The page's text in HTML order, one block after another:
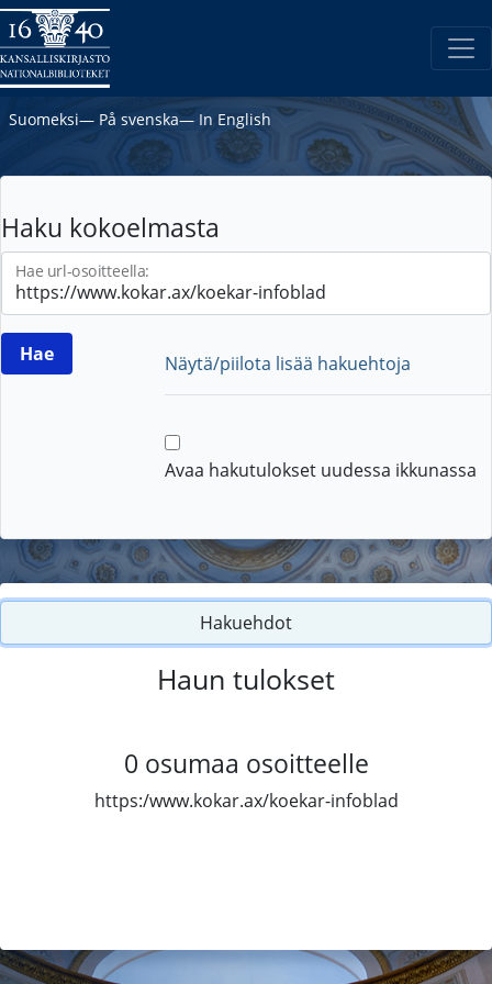
Suomeksi― På svenska― In English
Haku kokoelmasta
Hae url-osoitteella:
Näytä/piilota lisää hakuehtoja
Avaa hakutulokset uudessa ikkunassa
Hakuehdot
Haun tulokset
0 osumaa osoitteelle
https:/www.kokar.ax/koekar-infoblad